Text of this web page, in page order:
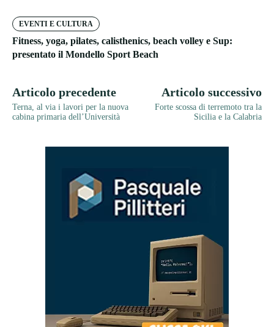
EVENTI E CULTURA
Fitness, yoga, pilates, calisthenics, beach volley e Sup:
presentato il Mondello Sport Beach
Articolo precedente
Terna, al via i lavori per la nuova
cabina primaria dell’Università
Articolo successivo
Forte scossa di terremoto tra la
Sicilia e la Calabria